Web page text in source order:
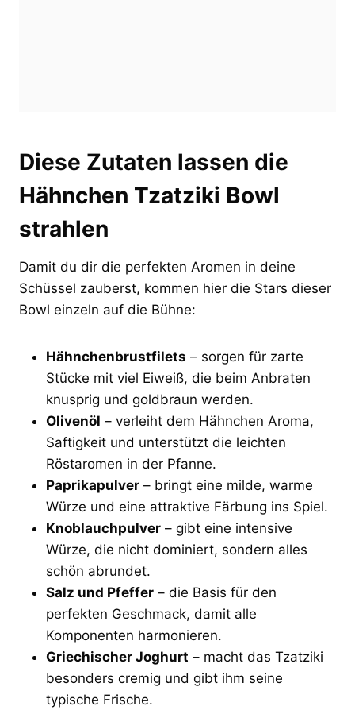
Diese Zutaten lassen die
Hähnchen Tzatziki Bowl
strahlen
Damit du dir die perfekten Aromen in deine
Schüssel zauberst, kommen hier die Stars dieser
Bowl einzeln auf die Bühne:
Hähnchenbrustfilets – sorgen für zarte
Stücke mit viel Eiweiß, die beim Anbraten
knusprig und goldbraun werden.
Olivenöl – verleiht dem Hähnchen Aroma,
Saftigkeit und unterstützt die leichten
Röstaromen in der Pfanne.
Paprikapulver – bringt eine milde, warme
Würze und eine attraktive Färbung ins Spiel.
Knoblauchpulver – gibt eine intensive
Würze, die nicht dominiert, sondern alles
schön abrundet.
Salz und Pfeffer – die Basis für den
perfekten Geschmack, damit alle
Komponenten harmonieren.
Griechischer Joghurt – macht das Tzatziki
besonders cremig und gibt ihm seine
typische Frische.